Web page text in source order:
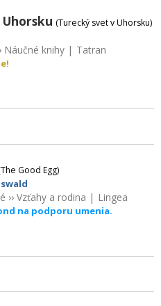
(Turecký svet v Uhorsku)
Náučné knihy | Tatran
Good Egg)
›› Vzťahy a rodina | Lingea
na podporu umenia.